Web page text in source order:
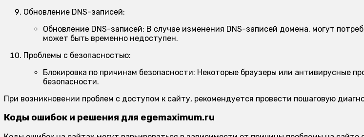
Обновление DNS-записей:
Обновление DNS-записей: В случае изменения DNS-записей домена, могут
может быть временно недоступен.
Проблемы с безопасностью:
Блокировка по причинам безопасности: Некоторые браузеры или антивирусные
безопасности.
При возникновении проблем с доступом к сайту, рекомендуется провести пошаговую
Коды ошибок и решения для egemaximum.ru